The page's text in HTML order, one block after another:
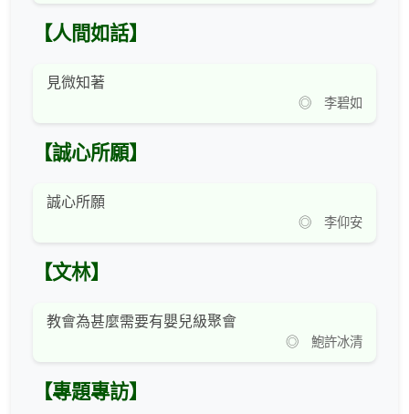
【人間如話】
見微知著
◎ 李碧如
【誠心所願】
誠心所願
◎ 李仰安
【文林】
教會為甚麼需要有嬰兒級聚會
◎ 鮑許冰清
【專題專訪】